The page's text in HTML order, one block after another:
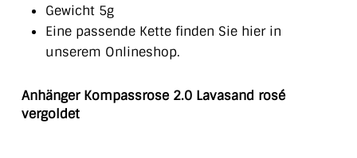
Gewicht 5g
Eine passende Kette finden Sie hier in
unserem Onlineshop.
Anhänger Kompassrose 2.0 Lavasand rosé
vergoldet